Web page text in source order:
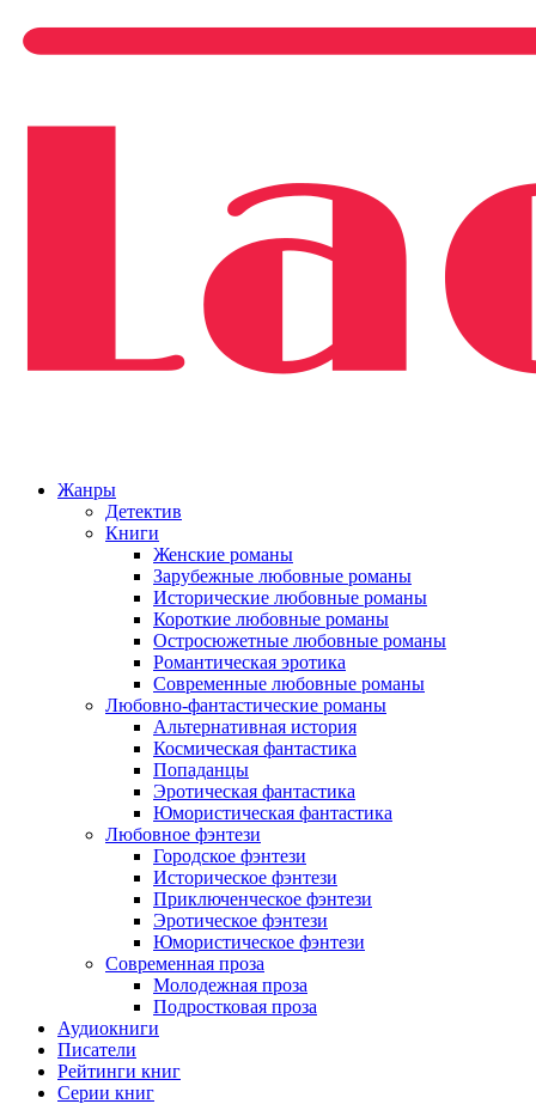
Жанры
Детектив
Книги
Женские романы
Зарубежные любовные романы
Исторические любовные романы
Короткие любовные романы
Остросюжетные любовные романы
Романтическая эротика
Современные любовные романы
Любовно-фантастические романы
Альтернативная история
Космическая фантастика
Попаданцы
Эротическая фантастика
Юмористическая фантастика
Любовное фэнтези
Городское фэнтези
Историческое фэнтези
Приключенческое фэнтези
Эротическое фэнтези
Юмористическое фэнтези
Современная проза
Молодежная проза
Подростковая проза
Аудиокниги
Писатели
Рейтинги книг
Серии книг